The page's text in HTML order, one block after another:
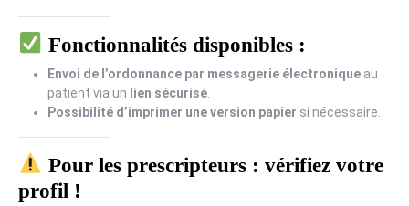
Fonctionnalités disponibles :
Envoi de l’ordonnance par messagerie électronique au
patient via un lien sécurisé
Possibilité d’imprimer une version papier si nécessaire.
Pour les prescripteurs : vérifiez votre
profil !